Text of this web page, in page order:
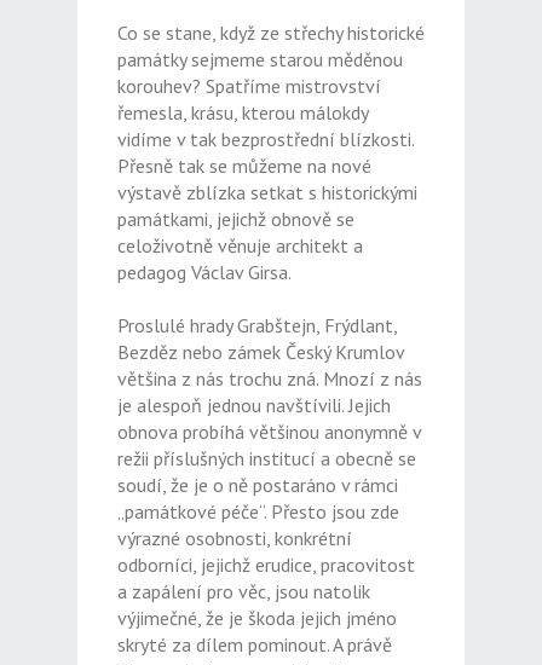
Co se stane, když ze střechy historické
památky sejmeme starou měděnou
korouhev? Spatříme mistrovství
řemesla, krásu, kterou málokdy
vidíme v tak bezprostřední blízkosti.
Přesně tak se můžeme na nové
výstavě zblízka setkat s historickými
památkami, jejichž obnově se
celoživotně věnuje architekt a
pedagog Václav Girsa.
Proslulé hrady Grabštejn, Frýdlant,
Bezděz nebo zámek Český Krumlov
většina z nás trochu zná. Mnozí z nás
je alespoň jednou navštívili. Jejich
obnova probíhá většinou anonymně v
režii příslušných institucí a obecně se
soudí, že je o ně postaráno v rámci
„památkové péče“. Přesto jsou zde
výrazné osobnosti, konkrétní
odborníci, jejichž erudice, pracovitost
a zapálení pro věc, jsou natolik
výjimečné, že je škoda jejich jméno
skryté za dílem pominout. A právě